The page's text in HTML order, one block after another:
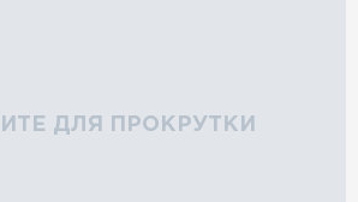
ДЛЯ ПРОКРУТКИ